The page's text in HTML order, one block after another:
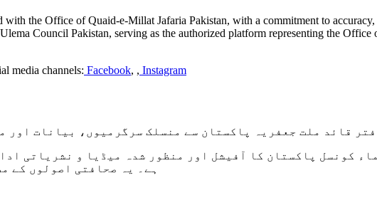
the Office of Quaid-e-Millat Jafaria Pakistan, with a commitment to
Council Pakistan, serving as the authorized platform representing the
media channels: Facebook, , Instagram
قائد ملت جعفریہ پاکستان سے منسلک سرگرمیوں، بیانات اور
کونسل پاکستان کا آفیشل اور منظور شدہ میڈیا و نشریاتی
ہے۔ یہ صحافتی اصولوں کے